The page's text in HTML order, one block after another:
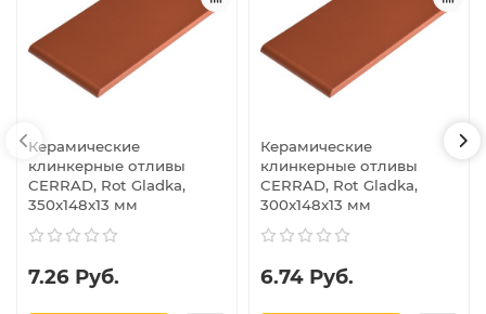
Керамические
клинкерные отливы
CERRAD, Rot Gladka,
350x148x13 мм
7.26 Руб.
Керамические
клинкерные отливы
CERRAD, Rot Gladka,
300x148x13 мм
6.74 Руб.